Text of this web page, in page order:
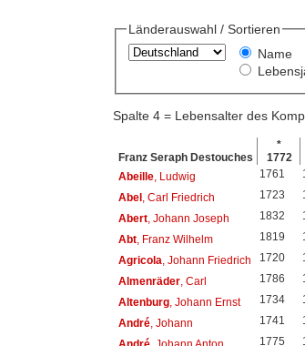
Länderauswahl / Sortieren
Name
Spalte 4 = Lebensalter des
Franz Seraph Destouches
*
1772
Abeille, Ludwig 1761
Abel, Carl Friedrich 1723
Abert, Johann Joseph 1832
Abt, Franz Wilhelm 1819
Agricola , Johann Friedrich 1720
Almenräder, Carl 1786
Altenburg, Johann Ernst 1734
André, Johann 1741
1775